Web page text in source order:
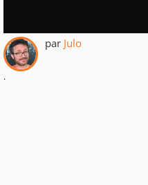
par Julo
.